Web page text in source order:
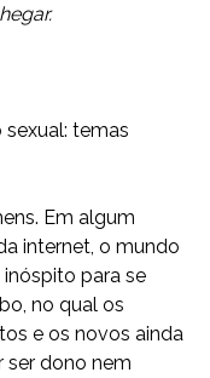
temas
Em algum
internet, o mundo
para se
no qual os
e os novos ainda
ser dono nem